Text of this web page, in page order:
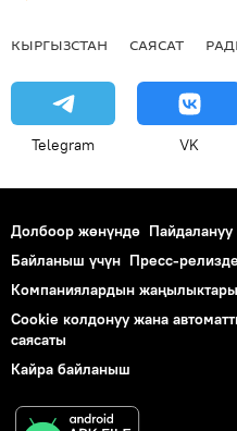
КЫРГЫЗСТАН САЯСАТ
Telegram VK
Долбоор жөнүндө
Байланыш үчүн Пресс-
Компаниялардын жаңылыктары
Cookie колдонуу жана
саясаты
Кайра байланыш